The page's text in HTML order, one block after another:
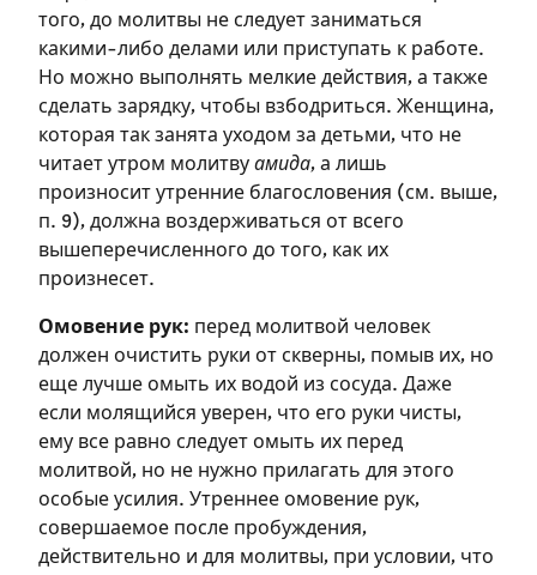
того, до молитвы не следует заниматься
какими-либо делами или приступать к работе.
Но можно выполнять мелкие действия, а также
сделать зарядку, чтобы взбодриться. Женщина,
которая так занята уходом за детьми, что не
читает утром молитву амида, а лишь
произносит утренние благословения (см. выше,
п. 9), должна воздерживаться от всего
вышеперечисленного до того, как их
произнесет.
Омовение рук: перед молитвой человек
должен очистить руки от скверны, помыв их, но
еще лучше омыть их водой из сосуда. Даже
если молящийся уверен, что его руки чисты,
ему все равно следует омыть их перед
молитвой, но не нужно прилагать для этого
особые усилия. Утреннее омовение рук,
совершаемое после пробуждения,
действительно и для молитвы, при условии, что